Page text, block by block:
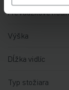
Prevádzkové
Výška
Dĺžka vidlíc
Typ stožiara